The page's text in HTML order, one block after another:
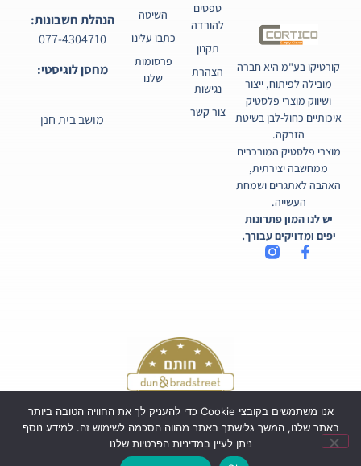
קורטיקו בע"מ היא חברה
מובילה לפיתוח, ייצור
ושיווק מוצרי פלסטיק
איכותיים כחול-לבן בשיטת
הזרקה.
מוצרי פלסטיק המורכבים
ממחשבה יצירתית,
האהבה לאתגרים ושמחת
העשייה.
יש לנו המון פתרונות
יפים ומדויקים עבורך.
השיטה
כתבו עלינו
פרסומות
שלנו
טפסים
להורדה
תקנון
הצהרת
נגישות
צור קשר
הנהלת חשבונות:
077-4304710
מחסן לוגיסטי:
מושב בית חנן
כל הזכויות שמורות לקורטיקו בע"מ ©
אנו משתמשים בקובצי Cookie כדי להעניק לך את החוויה הטובה ביותר
באתר שלנו, המשך גלישתך באתר מהווה הסכמה לשימוש זה. למידע נוסף
ניתן לעיין במדיניות הפרטיות שלנו